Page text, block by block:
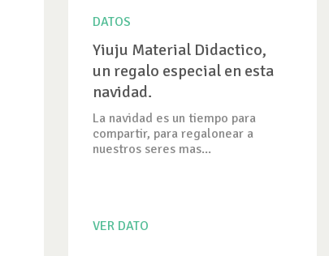
DATOS
Yiuju Material Didactico,
un regalo especial en esta
navidad.
La navidad es un tiempo para
compartir, para regalonear a
nuestros seres mas...
VER DATO